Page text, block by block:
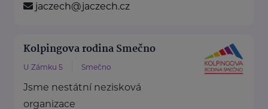
jaczech@jaczech.cz
Kolpingova rodina Smečno
U Zámku 5 Smečno
Jsme nestátní nezisková
organizace